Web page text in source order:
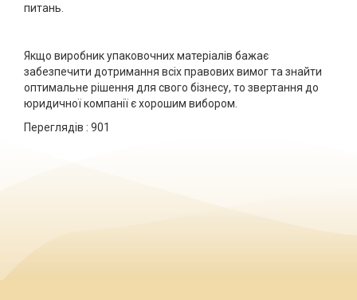
питань.
Якщо виробник упаковочних матеріалів бажає
забезпечити дотримання всіх правових вимог та знайти
оптимальне рішення для свого бізнесу, то звертання до
юридичної компанії є хорошим вибором.
Переглядів : 901